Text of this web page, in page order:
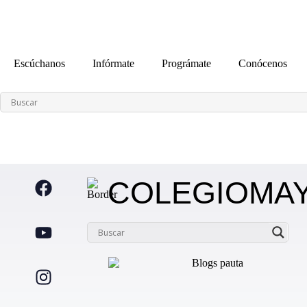
Escúchanos Infórmate Prográmate Conócenos